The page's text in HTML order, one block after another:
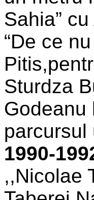
Sahia”
“De ce
Sturdza
Godeanu
parcursul
1990-
,,Nicolae